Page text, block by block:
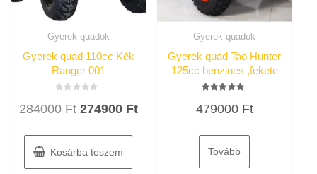
Gyerek quadok
Gyerek quad 110cc Kék
Ranger 001
0
284000Ft Original
was:
284000 Ft.
274900 FtCurrent
Kosárba teszem
Gyerek quadok
Gyerek quad Tao Hunter
125cc benzines ,fekete
4.60
479000 Ft
Tovább